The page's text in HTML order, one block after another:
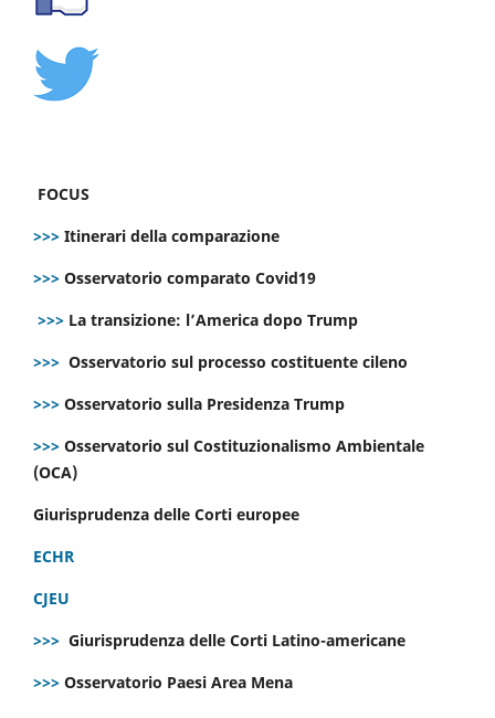
FOCUS
>>> Itinerari della comparazione
>>> Osservatorio comparato Covid19
>>> La transizione: l’America dopo Trump
>>> Osservatorio sul processo costituente cileno
>>> Osservatorio sulla Presidenza Trump
>>> Osservatorio sul Costituzionalismo Ambientale
(OCA)
Giurisprudenza delle Corti europee
ECHR
CJEU
>>> Giurisprudenza delle Corti Latino-americane
>>> Osservatorio Paesi Area Mena